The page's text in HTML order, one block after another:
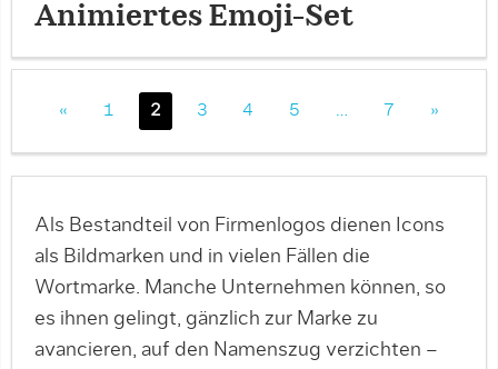
Animiertes Emoji-Set
« 1 2 3 4 5 7 »
Als Bestandteil von Firmenlogos dienen Icons
als Bildmarken und in vielen Fällen die
Wortmarke. Manche Unternehmen können, so
es ihnen gelingt, gänzlich zur Marke zu
avancieren, auf den Namenszug verzichten –